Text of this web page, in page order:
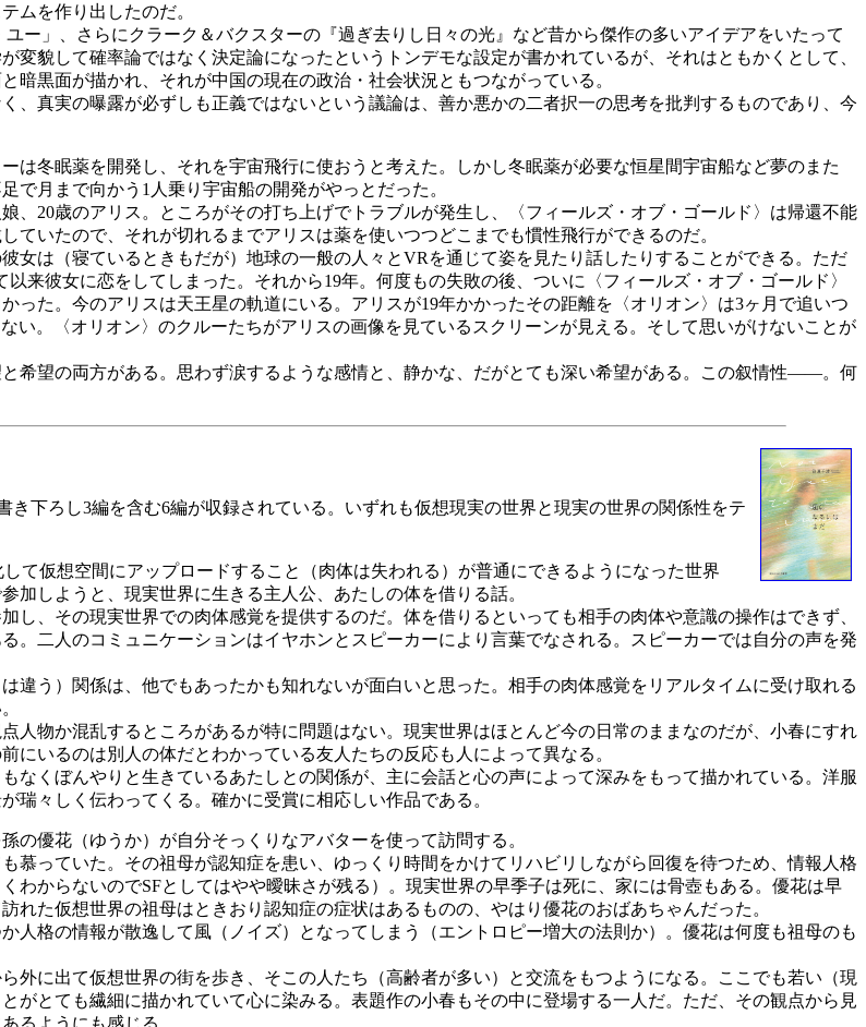
ムを作り出したのだ。
」、さらにクラーク＆バクスターの『過ぎ去りし日々の光』など昔から傑作の多いアイデアをいたって
貌して確率論ではなく決定論になったというトンデモな設定が書かれているが、それはともかくとして、
黒面が描かれ、それが中国の現在の政治・社会状況ともつながっている。
真実の曝露が必ずしも正義ではないという議論は、善か悪かの二者択一の思考を批判するものであり、今
は冬眠薬を開発し、それを宇宙飛行に使おうと考えた。しかし冬眠薬が必要な恒星間宇宙船など夢のまた
で月まで向かう1人乗り宇宙船の開発がやっとだった。
20歳のアリス。ところがその打ち上げでトラブルが発生し、〈フィールズ・オブ・ゴールド〉は帰還不能
いたので、それが切れるまでアリスは薬を使いつつどこまでも慣性飛行ができるのだ。
は（寝ているときもだが）地球の一般の人々とVRを通じて姿を見たり話したりすることができる。ただ
来彼女に恋をしてしまった。それから19年。何度もの失敗の後、ついに〈フィールズ・オブ・ゴールド〉
った。今のアリスは天王星の軌道にいる。アリスが19年かかったその距離を〈オリオン〉は3ヶ月で追いつ
い。〈オリオン〉のクルーたちがアリスの画像を見ているスクリーンが見える。そして思いがけないことが
希望の両方がある。思わず涙するような感情と、静かな、だがとても深い希望がある。この叙情性――。何
下ろし3編を含む6編が収録されている。いずれも仮想現実の世界と現実の世界の関係性をテ
て仮想空間にアップロードすること（肉体は失われる）が普通にできるようになった世界
しようと、現実世界に生きる主人公、あたしの体を借りる話。
、その現実世界での肉体感覚を提供するのだ。体を借りるといっても相手の肉体や意識の操作はできず、
。二人のコミュニケーションはイヤホンとスピーカーにより言葉でなされる。スピーカーでは自分の声を発
う）関係は、他でもあったかも知れないが面白いと思った。相手の肉体感覚をリアルタイムに受け取れる
物か混乱するところがあるが特に問題はない。現実世界はほとんど今の日常のままなのだが、小春にすれ
いるのは別人の体だとわかっている友人たちの反応も人によって異なる。
くぼんやりと生きているあたしとの関係が、主に会話と心の声によって深みをもって描かれている。洋服
瑞々しく伝わってくる。確かに受賞に相応しい作品である。
の優花（ゆうか）が自分そっくりなアバターを使って訪問する。
っていた。その祖母が認知症を患い、ゆっくり時間をかけてリハビリしながら回復を待つため、情報人格
わからないのでSFとしてはやや曖昧さが残る）。現実世界の早季子は死に、家には骨壺もある。優花は早
た仮想世界の祖母はときおり認知症の症状はあるものの、やはり優花のおばあちゃんだった。
格の情報が散逸して風（ノイズ）となってしまう（エントロピー増大の法則か）。優花は何度も祖母のも
に出て仮想世界の街を歩き、そこの人たち（高齢者が多い）と交流をもつようになる。ここでも若い（現
がとても繊細に描かれていて心に染みる。表題作の小春もその中に登場する一人だ。ただ、その観点から見
るようにも感じる。